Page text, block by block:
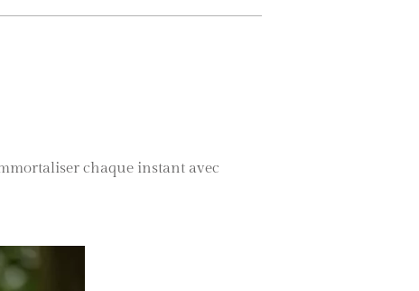
chaque instant avec